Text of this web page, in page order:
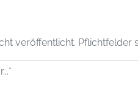
veröffentlicht. Pflichtfelder